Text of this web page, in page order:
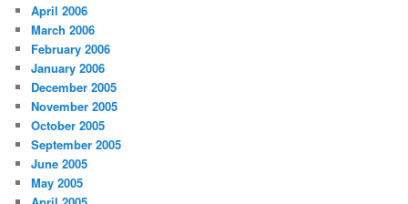
April 2006
March 2006
February 2006
January 2006
December 2005
November 2005
October 2005
September 2005
June 2005
May 2005